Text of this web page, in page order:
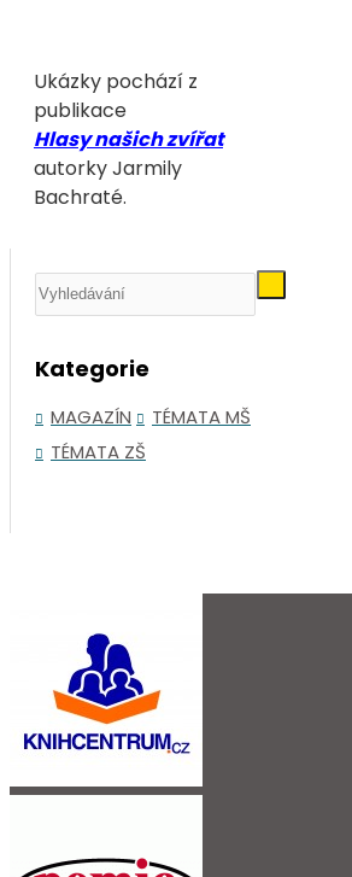
Ukázky pochází z
publikace
Hlasy našich zvířat
autorky Jarmily
Bachraté.
Kategorie
MAGAZÍN
TÉMATA MŠ
TÉMATA ZŠ